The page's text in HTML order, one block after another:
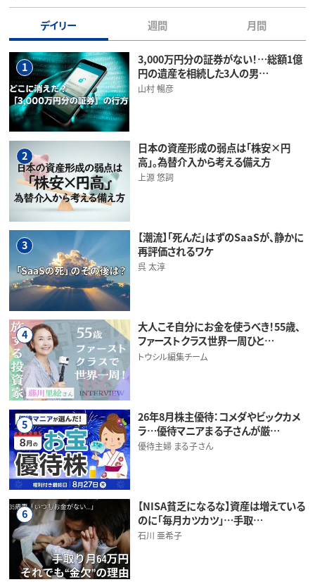
デイリー 週間 月間
1
3,000万円分の証券がない！…総額1億
円の遺産を相続した3人の男…
山村 暢彦
2
日本の資産形成の弱点は「株安×円
高」。為替介入から考える備え方
上源 悠詞
3
【潮流】「死んだ」はずのSaaSが、静かに
再評価されるワケ
呉 太淳
4
大人こそ自分にお金を使うべき！55歳、
ファーストクラス世界一周ひと…
トウシル編集チーム
5
26年8月株主優待：コメダやビックカメ
ラ…優待マニアまる子さんが厳…
優待主婦 まる子さん
6
【NISA貧乏になるな】資産は増えている
のに「毎月カツカツ」…手取…
石川 亜希子